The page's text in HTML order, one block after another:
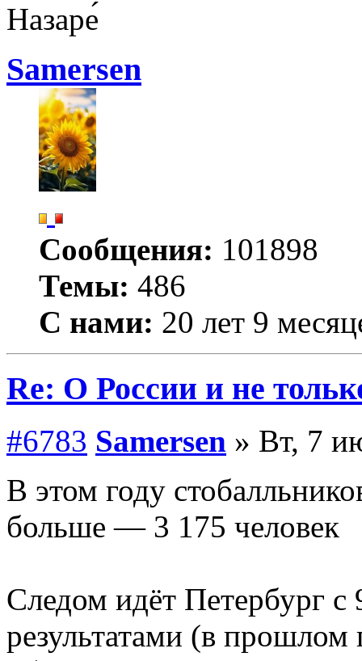
Назаре́
Samersen
Сообщения: 101898
Темы: 486
С нами: 20 лет 9
Re: О России и не
#6783 Samersen » Вт, 7
В этом году
больше — 3 175 человек
Следом идёт Петербург
результатами (в